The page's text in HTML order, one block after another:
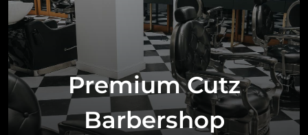
Premium Cutz
Barbershop